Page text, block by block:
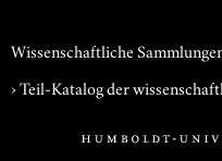
Wissenschaftliche
› Teil-Katalog der